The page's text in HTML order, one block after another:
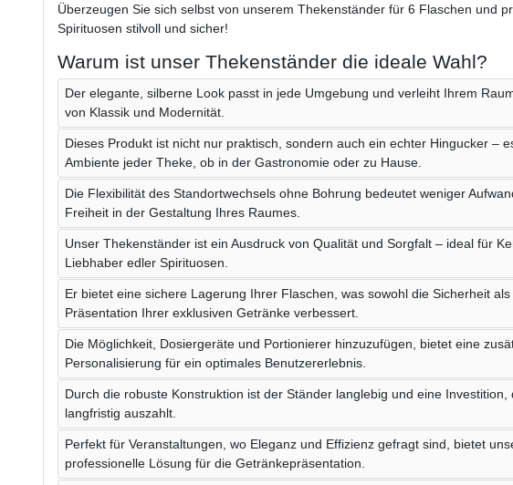
Überzeugen Sie sich selbst von unserem Thekenständer für 6 Flaschen und
Spirituosen stilvoll und sicher!
Warum ist unser Thekenständer die ideale Wahl?
Der elegante, silberne Look passt in jede Umgebung und verleiht Ihrem
von Klassik und Modernität.
Dieses Produkt ist nicht nur praktisch, sondern auch ein echter Hingucker –
Ambiente jeder Theke, ob in der Gastronomie oder zu Hause.
Die Flexibilität des Standortwechsels ohne Bohrung bedeutet weniger
Freiheit in der Gestaltung Ihres Raumes.
Unser Thekenständer ist ein Ausdruck von Qualität und Sorgfalt – ideal für
Liebhaber edler Spirituosen.
Er bietet eine sichere Lagerung Ihrer Flaschen, was sowohl die Sicherheit
Präsentation Ihrer exklusiven Getränke verbessert.
Die Möglichkeit, Dosiergeräte und Portionierer hinzuzufügen, bietet eine
Personalisierung für ein optimales Benutzererlebnis.
Durch die robuste Konstruktion ist der Ständer langlebig und eine Investition,
langfristig auszahlt.
Perfekt für Veranstaltungen, wo Eleganz und Effizienz gefragt sind, bietet
professionelle Lösung für die Getränkepräsentation.